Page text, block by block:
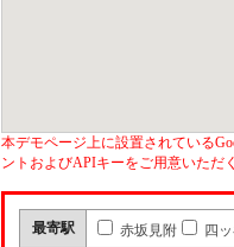
本デモページ上に設置されている
ントおよびAPIキーをご用意いただ
最寄駅 赤坂見附 四